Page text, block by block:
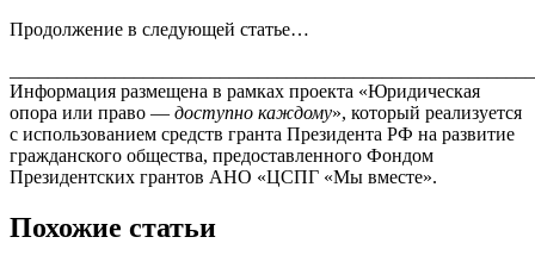
Продолжение в следующей статье…
Информация размещена в рамках проекта «Юридическая
опора или право — доступно каждому», который реализуется
с использованием средств гранта Президента РФ на развитие
гражданского общества, предоставленного Фондом
Президентских грантов АНО «ЦСПГ «Мы вместе».
Похожие статьи